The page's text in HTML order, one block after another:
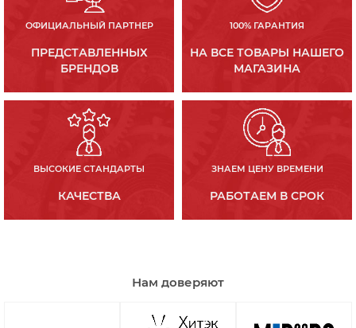
ОФИЦИАЛЬНЫЙ ПАРТНЕР
ПРЕДСТАВЛЕННЫХ
БРЕНДОВ
100% ГАРАНТИЯ
НА ВСЕ ТОВАРЫ НАШЕГО
МАГАЗИНА
ВЫСОКИЕ СТАНДАРТЫ
КАЧЕСТВА
ЗНАЕМ ЦЕНУ ВРЕМЕНИ
РАБОТАЕМ В СРОК
Нам доверяют